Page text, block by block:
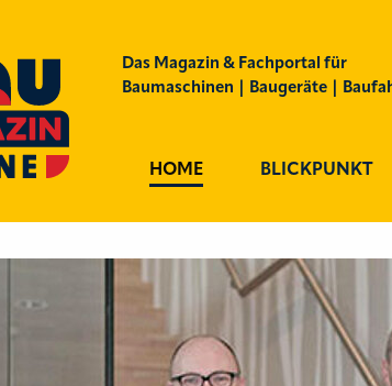
Das Magazin & Fachportal für
Baumaschinen | Baugeräte |
HOME BLICKPUNKT